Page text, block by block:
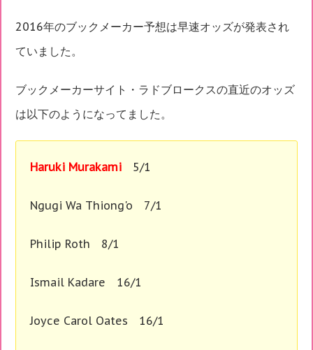
2016年のブックメーカー予想は早速オッズが発表され
ていました。
ブックメーカーサイト・ラドブロークスの直近のオッズ
は以下のようになってました。
Haruki Murakami 5/1
Ngugi Wa Thiong'o 7/1
Philip Roth 8/1
Ismail Kadare 16/1
Joyce Carol Oates 16/1